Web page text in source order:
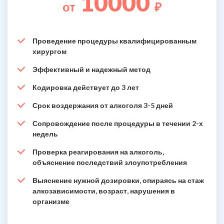
от ₽
Проведение процедуры квалифицированным
хирургом
Эффективный и надежный метод
Кодировка действует до 3 лет
Срок воздержания от алкоголя 3-5 дней
Сопровождение после процедуры в течении 2-х
недель
Проверка реагирования на алкоголь,
объяснение последствий злоупотребления
Выяснение нужной дозировки, опираясь на стаж
алкозависимости, возраст, нарушения в
организме